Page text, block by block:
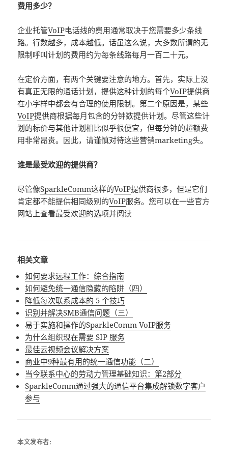
费用多少？
企业托管VoIP电话线的费用通常取决于您需要多少条线
路。行数越多，成本越低。话虽这么说，大多数所谓的无
限制呼叫计划的费用约为每条线路每月一百二十元。
在定价方面，有两个关键要注意的地方。首先，实际上没
有真正无限的通话计划，提供这种计划的每个VoIP提供商
在小字样中都会有合理的使用限制。第二个原因是，某些
VoIP提供商根据每月包含的分钟数提供计划。尽管这些计
划的标价与其他计划相比似乎很便宜，但每分钟的超额费
用非常昂贵。因此，请谨慎对待这些营销marketing头。
谁是最受欢迎的提供商？
尽管像SparkleComm这样的VoIP提供商很多，但是它们
肯定都不能提供相同级别的VoIP服务。您可以在一些官方
网站上查看最受欢迎的选项并阅读
相关文章
如何要求远程工作：综合指南
如何避免统一通信隐藏的陷阱（四）
降低每次联系成本的 5 个技巧
识别并解决SMB通信问题（三）
易于实施和操作的SparkleComm VoIP服务
为什么组织现在需要 SIP 服务
最佳云视频会议解决方案
商业中9种最有用的统一通信功能（二）
当今联系中心的劳动力管理基础知识：第2部分
SparkleComm通过强大的通信平台集成解锁数字客户
参与
本文发布者: